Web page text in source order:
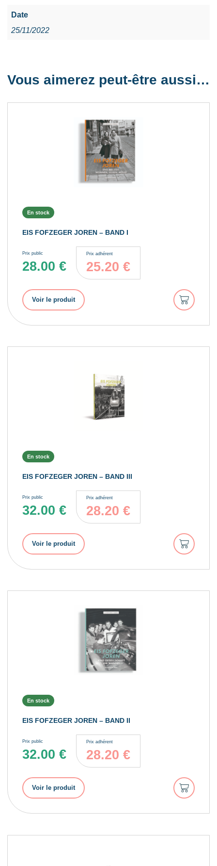
Date
25/11/2022
Vous aimerez peut-être aussi…
En stock
EIS FOFZEGER JOREN – BAND I
Prix public
28.00 €
Prix adhérent
25.20 €
Voir le produit
Ajouter
au
panier
En stock
EIS FOFZEGER JOREN – BAND III
Prix public
32.00 €
Prix adhérent
28.20 €
Voir le produit
Ajouter
au
panier
En stock
EIS FOFZEGER JOREN – BAND II
Prix public
32.00 €
Prix adhérent
28.20 €
Voir le produit
Ajouter
au
panier